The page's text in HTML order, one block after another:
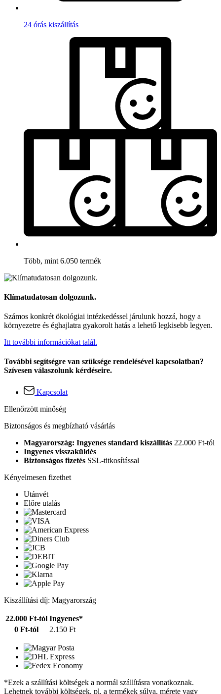
24 órás kiszállítás
Több, mint 6.050 termék
Klímatudatosan dolgozunk.
Számos konkrét ökológiai intézkedéssel járulunk hozzá, hogy a
környezetre és éghajlatra gyakorolt hatás a lehető legkisebb legyen.
Itt további információkat talál.
További segítségre van szüksége rendelésével kapcsolatban?
Szívesen válaszolunk kérdéseire.
Kapcsolat
Ellenőrzött minőség
Biztonságos és megbízható vásárlás
Magyarország: Ingyenes standard kiszállítás 22.000 Ft-tól
Ingyenes visszaküldés
Biztonságos fizetés SSL-titkosítással
Kényelmesen fizethet
Utánvét
Előre utalás
Kiszállítási díj: Magyarország
22.000 Ft-tól Ingyenes*
0 Ft-tól
2.150 Ft
*Ezek a szállítási költségek a normál szállításra vonatkoznak.
Lehetnek további költségek, pl. a termékek súlya, mérete vagy